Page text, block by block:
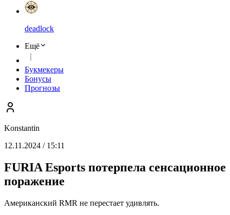
deadlock
Ещё
Букмекеры
Бонусы
Прогнозы
Konstantin
12.11.2024 / 15:11
FURIA Esports потерпела сенсационное
поражение
Американский RMR не перестает удивлять.